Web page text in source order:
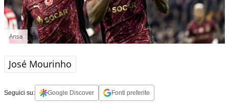
Ansa
José Mourinho
Seguici su: Google Discover Fonti preferite